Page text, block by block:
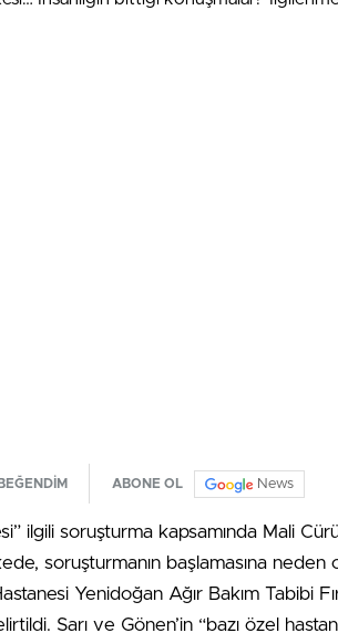
BEĞENDİM ABONE OL News
ilgili soruşturma kapsamında Mali
soruşturmanın başlamasına
Yenidoğan Ağır Bakım Tabibi
Sarı ve Gönen’in “bazı özel